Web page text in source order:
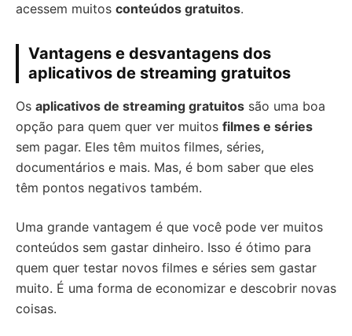
acessem muitos conteúdos gratuitos.
Vantagens e desvantagens dos
aplicativos de streaming gratuitos
Os aplicativos de streaming gratuitos são uma boa
opção para quem quer ver muitos filmes e séries
sem pagar. Eles têm muitos filmes, séries,
documentários e mais. Mas, é bom saber que eles
têm pontos negativos também.
Uma grande vantagem é que você pode ver muitos
conteúdos sem gastar dinheiro. Isso é ótimo para
quem quer testar novos filmes e séries sem gastar
muito. É uma forma de economizar e descobrir novas
coisas.